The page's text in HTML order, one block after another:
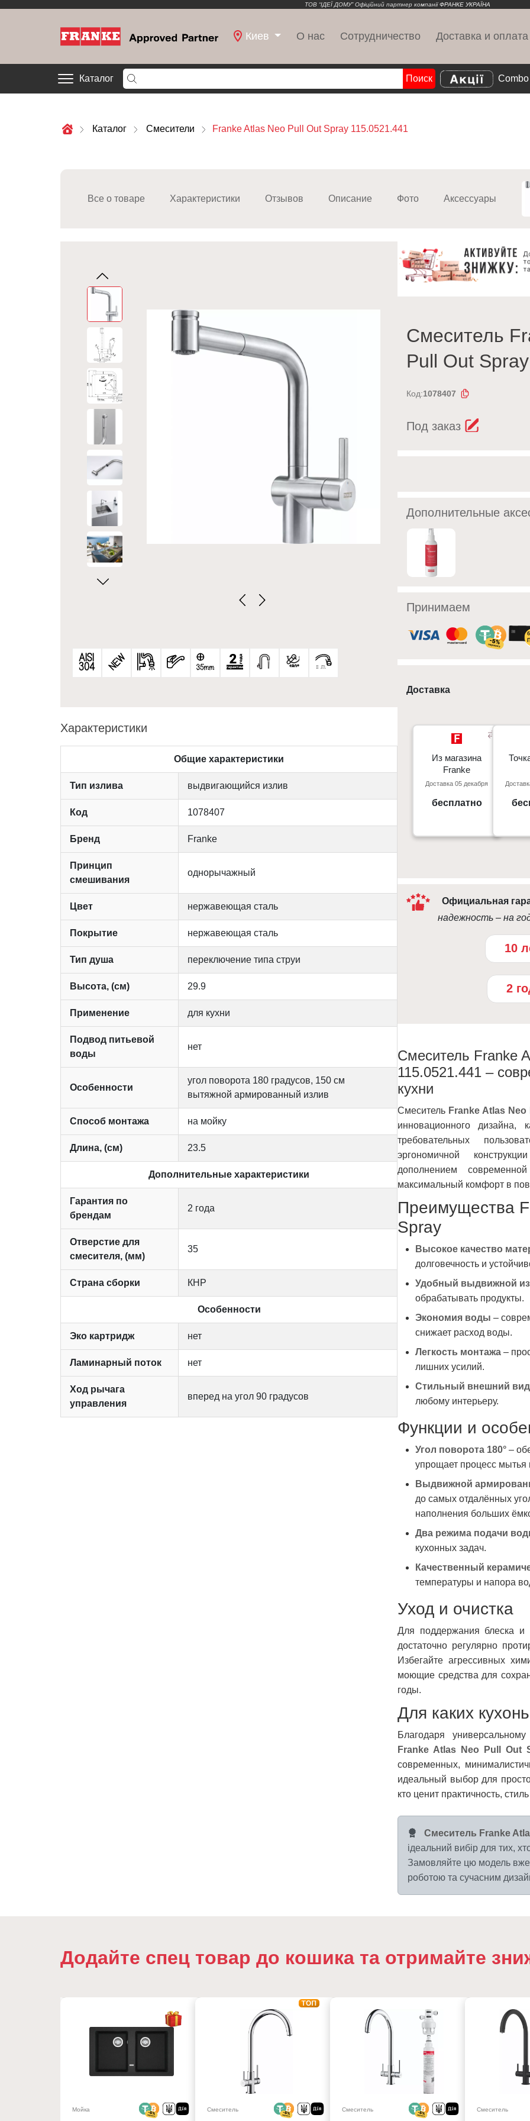
ТОВ “ІДЕЇ ДОМУ” Офіційний партнер компаніїФРАНКЕ УКРАЇНА
Киев О нас Сотрудничество Доставка и оплата
Каталог Поиск
Каталог Смесители Franke Atlas Neo Pull Out Spray 115.0521.441
Все о товаре Характеристики Отзывов Описание Фото Аксессуары
Характеристики
Общие характеристики
Тип излива выдвигающийся излив
Код 1078407
Бренд Franke
Принцип
смешивания
однорычажный
Цвет нержавеющая сталь
Покрытие нержавеющая сталь
Тип душа переключение типа струи
Высота, (см) 29.9
Применение для кухни
Подвод питьевой
воды
нет
Особенности
угол поворота 180 градусов, 150 см
вытяжной армированный излив
Способ монтажа на мойку
Длина, (см) 23.5
Дополнительные характеристики
Гарантия по
брендам
2 года
Отверстие для
смесителя, (мм)
35
Страна сборки КНР
Особенности
Эко картридж нет
Ламинарный поток нет
Ход рычага
управления
вперед на угол 90 градусов
Смеситель
Pull Out
Код:1078407
Под заказ
Дополнительные
Принимаем
Доставка
Из магазина
Franke
Доставка 05 декабря
бесплатно
Из магазина
Franke
Киев, пр. С. Бандеры 23, ТЦ
Gorodok Gallery
г. Киев
Официальная
надежность – на
10
2
Смеситель Franke
115.0521.441 –
кухни
Смеситель Franke Atlas Neo
инновационного дизайна,
требовательных
эргономичной
дополнением
максимальный комфорт в
Преимущества
Spray
Высокое качество
долговечность и
Удобный выдвижной
обрабатывать продукты.
Экономия воды –
снижает расход воды.
Легкость монтажа –
лишних усилий.
Стильный внешний вид
любому интерьеру.
Функции и
Угол поворота 180° –
упрощает процесс мытья
Выдвижной
до самых отдалённых
наполнения больших
Два режима подачи
кухонных задач.
Качественный
температуры и напора
Уход и очистка
Для поддержания блеска и
достаточно регулярно
Избегайте агрессивных
моющие средства для
годы.
Для каких
Благодаря
Franke Atlas Neo Pull Out
современных,
идеальный выбор для
кто ценит практичность,
Смеситель Franke
ідеальний вибір для тих,
Замовляйте цю модель вже
роботою та сучасним
Додайте спец товар до кошика та отримайте
Мойка Смеситель Смеситель Смеситель